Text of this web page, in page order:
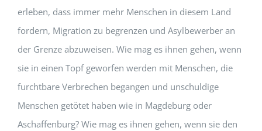
erleben, dass immer mehr Menschen in diesem Land
fordern, Migration zu begrenzen und Asylbewerber an
der Grenze abzuweisen. Wie mag es ihnen gehen, wenn
sie in einen Topf geworfen werden mit Menschen, die
furchtbare Verbrechen begangen und unschuldige
Menschen getötet haben wie in Magdeburg oder
Aschaffenburg? Wie mag es ihnen gehen, wenn sie den